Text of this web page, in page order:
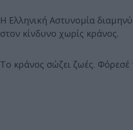
Η Ελληνική Αστυνομία
στον κίνδυνο χωρίς κράνος.
Το κράνος σώζει ζωές. Φόρεσέ